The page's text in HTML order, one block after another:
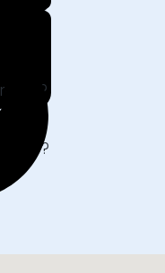
?
?
CLIC
?